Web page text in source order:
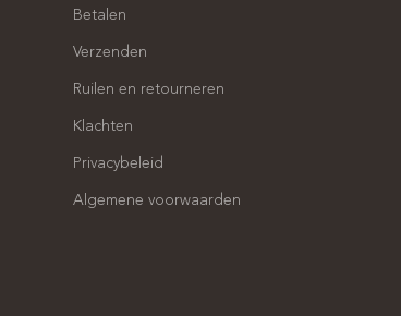
Betalen
Verzenden
Ruilen en retourneren
Klachten
Privacybeleid
Algemene voorwaarden